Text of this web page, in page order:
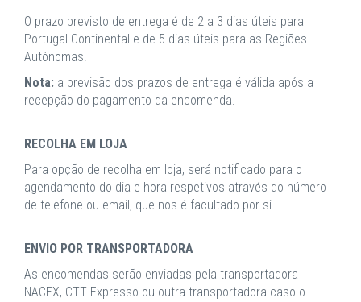
O prazo previsto de entrega é de 2 a 3 dias úteis para
Portugal Continental e de 5 dias úteis para as Regiões
Autónomas.
Nota: a previsão dos prazos de entrega é válida após a
recepção do pagamento da encomenda.
RECOLHA EM LOJA
Para opção de recolha em loja, será notificado para o
agendamento do dia e hora respetivos através do número
de telefone ou email, que nos é facultado por si.
ENVIO POR TRANSPORTADORA
As encomendas serão enviadas pela transportadora
NACEX, CTT Expresso ou outra transportadora caso o